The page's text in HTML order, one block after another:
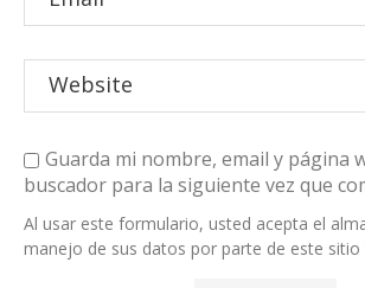
Guarda mi nombre, email y página
buscador para la siguiente vez que
Al usar este formulario, usted acepta el
manejo de sus datos por parte de este sitio